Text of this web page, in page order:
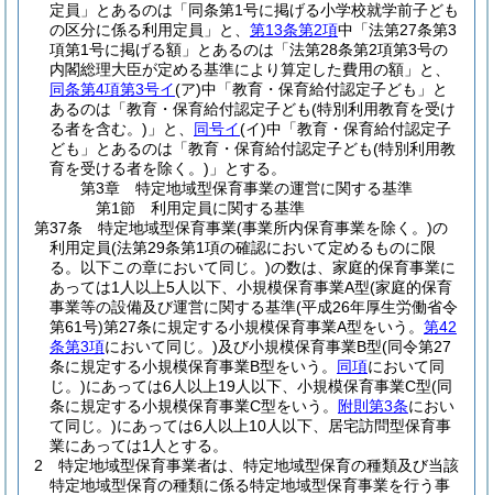
定員」とあるのは「同条第1号に掲げる小学校就学前子ども
の区分に係る利用定員」と、 第13条第2項中「法第27条第3
項第1号に掲げる額」とあるのは「法第28条第2項第3号の
内閣総理大臣が定める基準により算定した費用の額」と、
同条第4項第3号イ(ア)中「教育・保育給付認定子ども」と
あるのは「教育・保育給付認定子ども(特別利用教育を受け
る者を含む。) 」と、 同号イ(イ)中「教育・保育給付認定子
ども」とあるのは「教育・保育給付認定子ども(特別利用教
育を受ける者を除く。) 」とする。
第3章
特定地域型保育事業の運営に関する基準
第1節
利用定員に関する基準
第37条
特定地域型保育事業(事業所内保育事業を除く。)の
利用定員(法第29条第1項の確認において定めるものに限
る。以下この章において同じ。)の数は、家庭的保育事業に
あっては1人以上5人以下、小規模保育事業A型(家庭的保育
事業等の設備及び運営に関する基準(平成26年厚生労働省令
第61号)第27条に規定する小規模保育事業A型をいう。 第42
条第3項において同じ。)及び小規模保育事業B型(同令第27
条に規定する小規模保育事業B型をいう。 同項において同
じ。)にあっては6人以上19人以下、小規模保育事業C型(同
条に規定する小規模保育事業C型をいう。
附則第3条におい
て同じ。)にあっては6人以上10人以下、居宅訪問型保育事
業にあっては1人とする。
2
特定地域型保育事業者は、特定地域型保育の種類及び当該
特定地域型保育の種類に係る特定地域型保育事業を行う事